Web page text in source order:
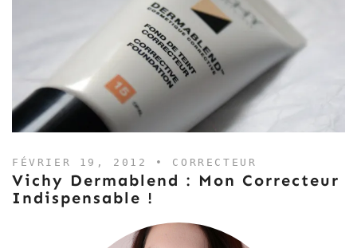
FÉVRIER 19, 2012 • CORRECTEUR
Vichy Dermablend : Mon Correcteur
Indispensable !